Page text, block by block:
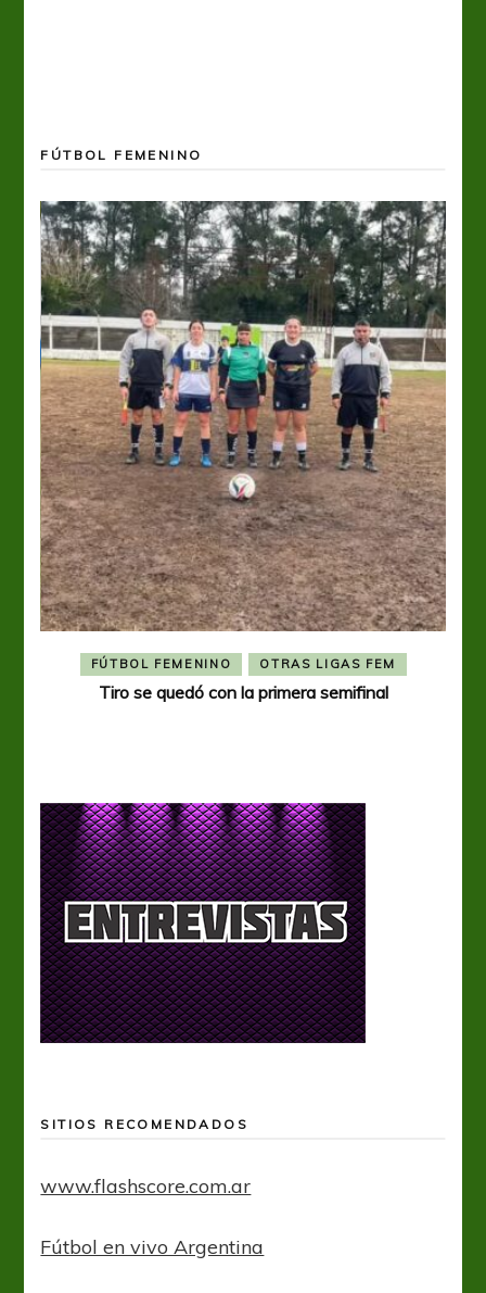
FÚTBOL FEMENINO
FÚTBOL FEMENINO OTRAS LIGAS FEM
Tiro se quedó con la primera semifinal
SITIOS RECOMENDADOS
www.flashscore.com.ar
Fútbol en vivo Argentina